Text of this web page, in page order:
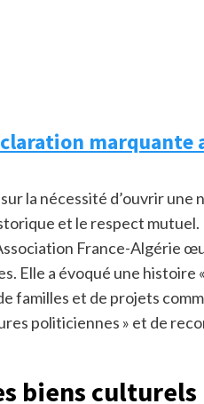
marquante
la nécessité d’ouvrir une
et le respect mutuel.
France-Algérie
Elle a évoqué une histoire
familles et de projets
politiciennes » et de
biens culturels